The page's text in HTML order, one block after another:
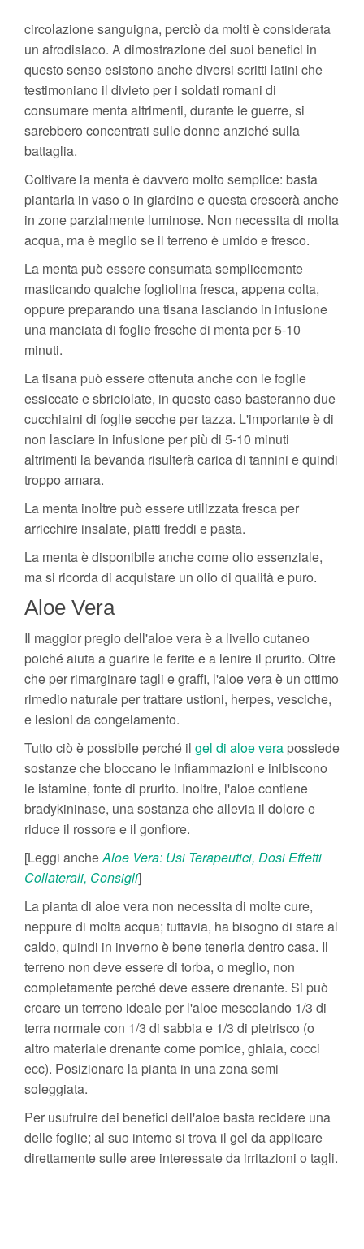
circolazione sanguigna, perciò da molti è considerata
un afrodisiaco. A dimostrazione dei suoi benefici in
questo senso esistono anche diversi scritti latini che
testimoniano il divieto per i soldati romani di
consumare menta altrimenti, durante le guerre, si
sarebbero concentrati sulle donne anziché sulla
battaglia.
Coltivare la menta è davvero molto semplice: basta
piantarla in vaso o in giardino e questa crescerà anche
in zone parzialmente luminose. Non necessita di molta
acqua, ma è meglio se il terreno è umido e fresco.
La menta può essere consumata semplicemente
masticando qualche fogliolina fresca, appena colta,
oppure preparando una tisana lasciando in infusione
una manciata di foglie fresche di menta per 5-10
minuti.
La tisana può essere ottenuta anche con le foglie
essiccate e sbriciolate, in questo caso basteranno due
cucchiaini di foglie secche per tazza. L'importante è di
non lasciare in infusione per più di 5-10 minuti
altrimenti la bevanda risulterà carica di tannini e quindi
troppo amara.
La menta inoltre può essere utilizzata fresca per
arricchire insalate, piatti freddi e pasta.
La menta è disponibile anche come olio essenziale,
ma si ricorda di acquistare un olio di qualità e puro.
Aloe Vera
Il maggior pregio dell'aloe vera è a livello cutaneo
poiché aiuta a guarire le ferite e a lenire il prurito. Oltre
che per rimarginare tagli e graffi, l'aloe vera è un ottimo
rimedio naturale per trattare ustioni, herpes, vesciche,
e lesioni da congelamento.
Tutto ciò è possibile perché il gel di aloe vera possiede
sostanze che bloccano le infiammazioni e inibiscono
le istamine, fonte di prurito. Inoltre, l'aloe contiene
bradykininase, una sostanza che allevia il dolore e
riduce il rossore e il gonfiore.
[Leggi ancheAloe Vera: Usi Terapeutici, Dosi Effetti
Collaterali, Consigli]
La pianta di aloe vera non necessita di molte cure,
neppure di molta acqua; tuttavia, ha bisogno di stare al
caldo, quindi in inverno è bene tenerla dentro casa. Il
terreno non deve essere di torba, o meglio, non
completamente perché deve essere drenante. Si può
creare un terreno ideale per l'aloe mescolando 1/3 di
terra normale con 1/3 di sabbia e 1/3 di pietrisco (o
altro materiale drenante come pomice, ghiaia, cocci
ecc). Posizionare la pianta in una zona semi
soleggiata.
Per usufruire dei benefici dell'aloe basta recidere una
delle foglie; al suo interno si trova il gel da applicare
direttamente sulle aree interessate da irritazioni o tagli.